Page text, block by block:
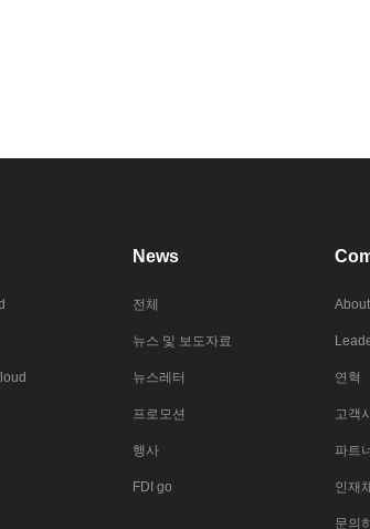
News
전체
뉴스 및 보도자료
뉴스레터
프로모션
행사
FDI go
연혁
고객
파트
인재
문의